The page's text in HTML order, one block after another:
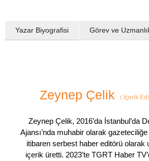
Yazar Biyografisi Görev ve
Zeynep Çelik (İçerik
Zeynep Çelik, 2016’da İstanbul’da
Ajansı’nda muhabir olarak gazeteciliğe
itibaren serbest haber editörü olarak
içerik üretti. 2023’te TGRT Haber